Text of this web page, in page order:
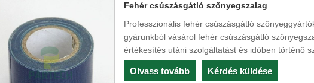
Fehér csúszásgátló szőnyegszalag
Professzionális fehér csúszásgátló
gyárunkból vásárol fehér csúszásgátló
értékesítés utáni szolgáltatást és időben történő
Olvass tovább Kérdés küldése